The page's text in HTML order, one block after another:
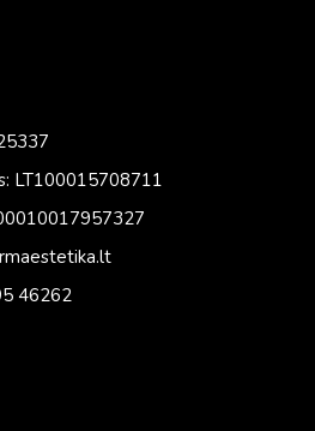
LT100015708711
46262